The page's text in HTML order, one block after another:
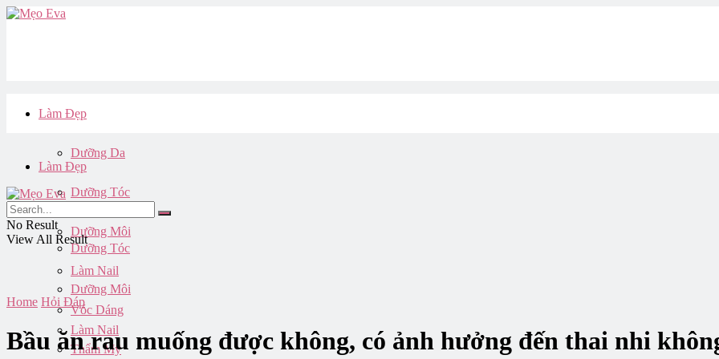
Làm Đẹp
Dưỡng Da
Dưỡng Tóc
Dưỡng Môi
Làm Nail
Vóc Dáng
Thẩm Mỹ
Làm Đẹp
Dưỡng Tóc
Dưỡng Môi
Làm Nail
No Result
View All Result
Home Hỏi Đáp
Bầu ăn rau muống được không, có ảnh hưởng đến thai nhi